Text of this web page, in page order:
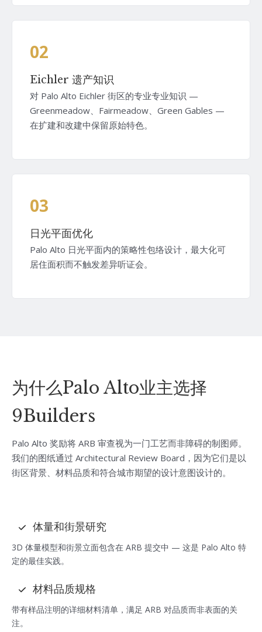
02
Eichler 遗产知识
对 Palo Alto Eichler 街区的专业专业知识 —
Greenmeadow、Fairmeadow、Green Gables —
在扩建和改建中保留原始特色。
03
日光平面优化
Palo Alto 日光平面内的策略性包络设计，最大化可
居住面积而不触发差异听证会。
为什么Palo Alto业主选择
9Builders
Palo Alto 奖励将 ARB 审查视为一门工艺而非障碍的制图师。
我们的图纸通过 Architectural Review Board，因为它们是以
街区背景、材料品质和符合城市期望的设计意图设计的。
体量和街景研究
3D 体量模型和街景立面包含在 ARB 提交中 — 这是 Palo Alto 特
定的最佳实践。
材料品质规格
带有样品注明的详细材料清单，满足 ARB 对品质而非表面的关
注。